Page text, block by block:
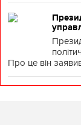
Про це він